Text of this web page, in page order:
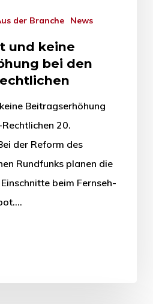
Aus der Branche News
und keine
bei den
Beitragserhöhung
20.
der Reform des
Rundfunks planen die
beim Fernseh-